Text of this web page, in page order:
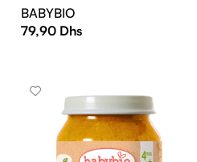
BABYBIO
79,90 Dhs